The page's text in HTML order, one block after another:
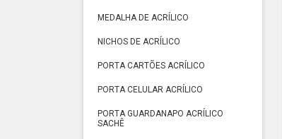
MEDALHA DE ACRÍLICO
NICHOS DE ACRÍLICO
PORTA CARTÕES ACRÍLICO
PORTA CELULAR ACRÍLICO
PORTA GUARDANAPO ACRÍLICO
SACHÊ